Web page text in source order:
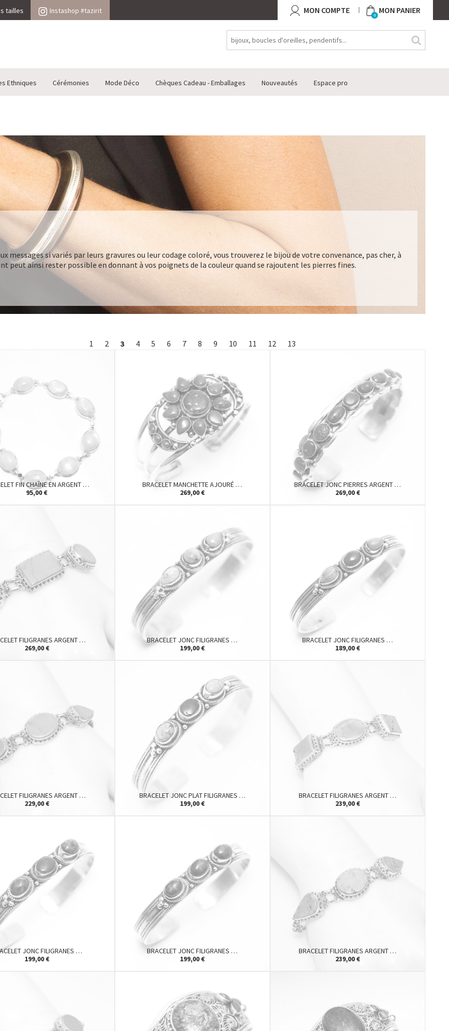
tailles Instashop #tazirit MON COMPTE 0 MON PANIER
Ethniques Cérémonies Mode Déco Chèques Cadeau - Emballages Nouveautés Espace pro
messages si variés par leurs gravures ou leur codage coloré, vous trouverez le bijou de votre convenance, pas cher, à
peut ainsi rester possible en donnant à vos poignets de la couleur quand se rajoutent les pierres fines.
1 2 3 4 5 6 7 8 9 10 11 12 13
FIN CHAÎNE EN ARGENT …
95,00 €
BRACELET MANCHETTE AJOURÉ …
269,00 €
BRACELET JONC PIERRES ARGENT …
269,00 €
FILIGRANES ARGENT …
269,00 €
BRACELET JONC FILIGRANES …
199,00 €
BRACELET JONC FILIGRANES …
189,00 €
FILIGRANES ARGENT …
229,00 €
BRACELET JONC PLAT FILIGRANES …
199,00 €
BRACELET FILIGRANES ARGENT …
239,00 €
JONC FILIGRANES …
199,00 €
BRACELET JONC FILIGRANES …
199,00 €
BRACELET FILIGRANES ARGENT …
239,00 €